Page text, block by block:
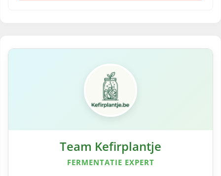
Team Kefirplantje
FERMENTATIE EXPERT